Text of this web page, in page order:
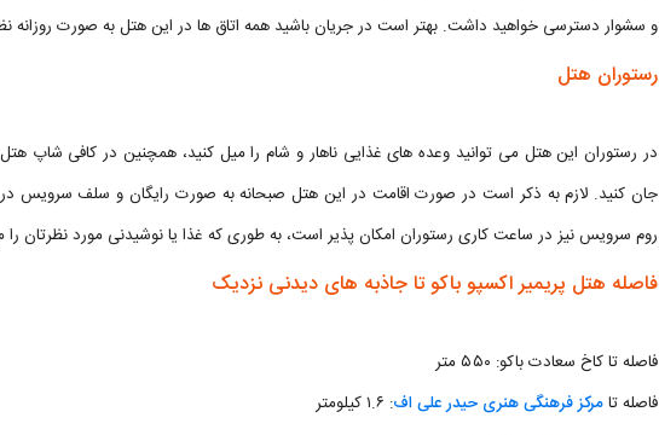
و سشوار دسترسی خواهید داشت. بهتر است در جریان باشید همه اتاق ها در این هتل به صورت روزانه
رستوران هتل
در رستوران این هتل می توانید وعده های غذایی ناهار و شام را میل کنید، همچنین در کافی شاپ
جان کنید. لازم به ذکر است در صورت اقامت در این هتل صبحانه به صورت رایگان و سلف سرویس در
روم سرویس نیز در ساعت کاری رستوران امکان پذیر است، به طوری که غذا یا نوشیدنی مورد نظرتان را
فاصله هتل پریمیر اکسپو باکو تا جاذبه های دیدنی نزدیک
فاصله تا کاخ سعادت باکو: ۵۵۰ متر
فاصله تامرکز فرهنگی هنری حیدر علی اف: ۱.۶ کیلومتر